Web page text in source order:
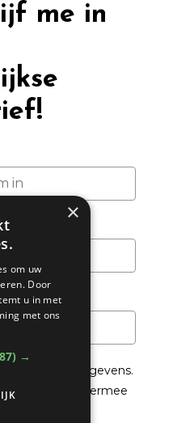
me in
om met je gegevens.
hoe we hiermee
×
om uw
Door
u in met
met ons
→